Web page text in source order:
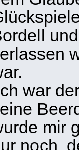
war
mir
noch